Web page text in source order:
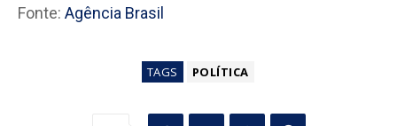
Fonte: Agência Brasil
TAGS POLÍTICA